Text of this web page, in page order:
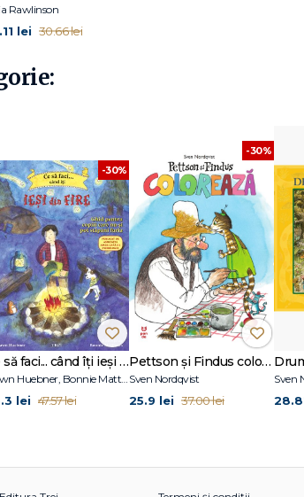
Rawlinson
lei 30.66 lei
-30%
Ce să faci... când îţi ieşi din fire. Ghid pentru copiii care nu-şi pot stăpâni furia
lei 47.57 lei
-30%
Pettson și Findus colorează
Sven Nordqvist
25.9 lei 37.00 lei
Sven